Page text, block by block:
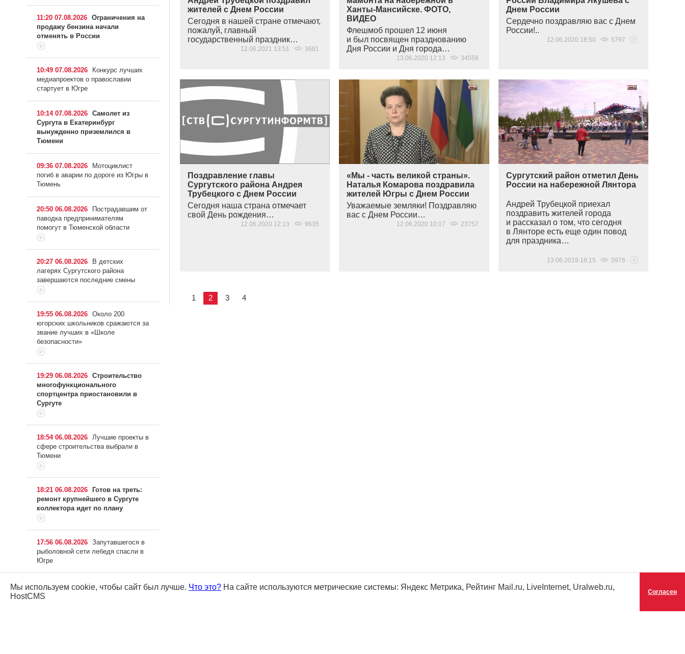
жителей с Днем России
Сегодня в нашей стране отмечают,
пожалуй, главный
государственный праздник…
12.06.2021 13:51 3681
Ханты-Мансийске. ФОТО,
ВИДЕО
Флешмоб прошел 12 июня
и был посвящен празднованию
Дня России и Дня города…
13.06.2020 12:13 34558
Днем России
Сердечно поздравляю вас с Днем
России!..
12.06.2020 18:50 5797
Поздравление главы
Сургутского района Андрея
Трубецкого с Днем России
Сегодня наша страна отмечает
свой День рождения…
12.06.2020 12:13 9635
«Мы - часть великой страны».
Наталья Комарова поздравила
жителей Югры с Днем России
Уважаемые земляки! Поздравляю
вас с Днем России…
12.06.2020 10:17 23757
Сургутский район отметил День
России на набережной Лянтора
Андрей Трубецкой приехал
поздравить жителей города
и рассказал о том, что сегодня
в Лянторе есть еще один повод
для праздника…
13.06.2019 18:15 5976
1 2 3 4
11:20 07.08.2026 Ограничения на
продажу бензина начали
отменять в России
10:49 07.08.2026
Конкурс лучших
медиапроектов о православии
стартует в Югре
10:14 07.08.2026 Самолет из
Сургута в Екатеринбург
вынужденно приземлился в
Тюмени
09:36 07.08.2026
Мотоциклист
погиб в аварии по дороге из Югры в
Тюмень
20:50 06.08.2026
Пострадавшим от
паводка предпринимателям
помогут в Тюменской области
20:27 06.08.2026
В детских
лагерях Сургутского района
завершаются последние смены
19:55 06.08.2026 Около 200
югорских школьников сражаются за
звание лучших в «Школе
безопасности»
19:29 06.08.2026 Строительство
многофункционального
спортцентра приостановили в
Сургуте
18:54 06.08.2026 Лучшие проекты в
сфере строительства выбрали в
Тюмени
18:21 06.08.2026
Готов на треть:
ремонт крупнейшего в Сургуте
коллектора идет по плану
17:56 06.08.2026 Запутавшегося в
рыболовной сети лебедя спасли в
Югре
17:22 06.08.2026 В Сургуте
появился стометровый мурал с
Мы используем cookie, чтобы сайт был лучше. Что это? На сайте используются метрические системы: Яндекс Метрика, Рейтинг Mail.ru, LiveInternet, Uralweb.ru,
HostCMS
Согласен